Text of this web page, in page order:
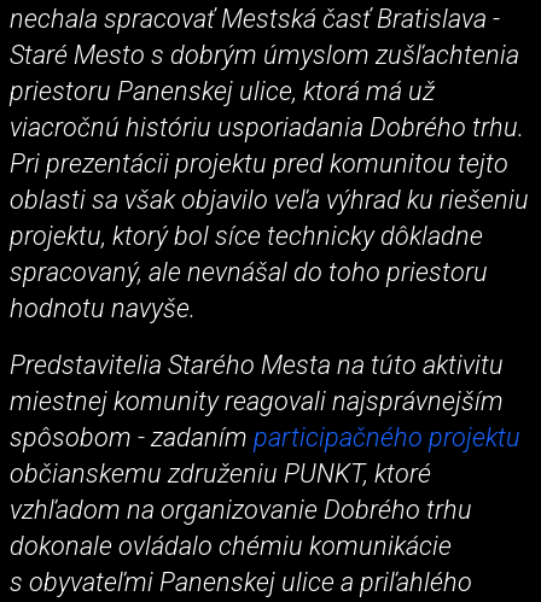
nechala spracovať Mestská časť Bratislava -
Staré Mesto s dobrým úmyslom zušľachtenia
priestoru Panenskej ulice, ktorá má už
viacročnú históriu usporiadania Dobrého trhu.
Pri prezentácii projektu pred komunitou tejto
oblasti sa však objavilo veľa výhrad ku riešeniu
projektu, ktorý bol síce technicky dôkladne
spracovaný, ale nevnášal do toho priestoru
hodnotu navyše.
Predstavitelia Starého Mesta na túto aktivitu
miestnej komunity reagovali najsprávnejším
spôsobom - zadaním participačného projektu
občianskemu združeniu PUNKT, ktoré
vzhľadom na organizovanie Dobrého trhu
dokonale ovládalo chémiu komunikácie
s obyvateľmi Panenskej ulice a priľahlého